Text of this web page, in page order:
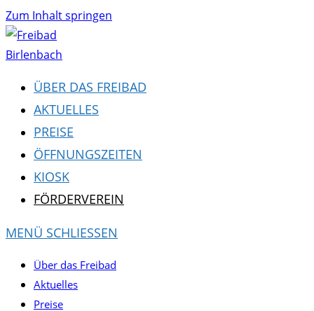
Zum Inhalt springen
ÜBER DAS FREIBAD
AKTUELLES
PREISE
ÖFFNUNGSZEITEN
KIOSK
FÖRDERVEREIN
MENÜ SCHLIESSEN
Über das Freibad
Aktuelles
Preise